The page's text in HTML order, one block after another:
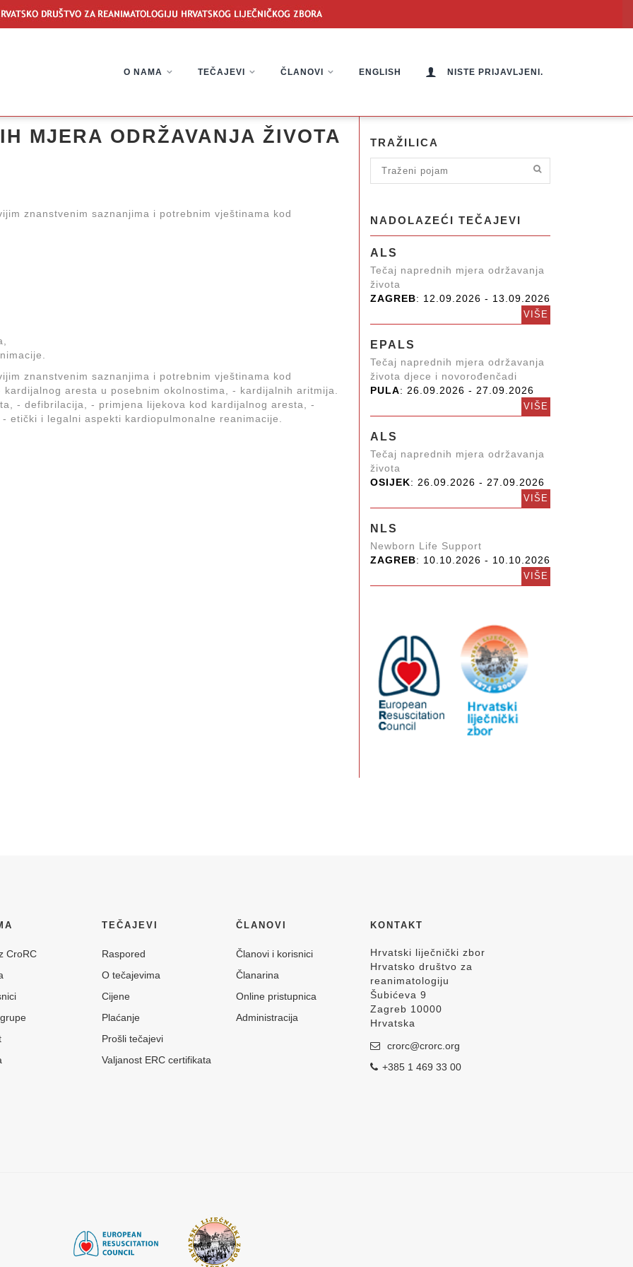
O NAMA TEČAJEVI ČLANOVI ENGLISH NISTE PRIJAVLJENI.
MJERA ODRŽAVANJA ŽIVOTA
znanstvenim saznanjima i potrebnim vještinama kod
znanstvenim saznanjima i potrebnim vještinama kod
aresta u posebnim okolnostima, - kardijalnih aritmija.
- defibrilacija, - primjena lijekova kod kardijalnog aresta, -
etički i legalni aspekti kardiopulmonalne reanimacije.
TRAŽILICA
NADOLAZEĆI TEČAJEVI
ALS
Tečaj naprednih mjera održavanja
života
ZAGREB: 12.09.2026 - 13.09.2026
VIŠE
EPALS
Tečaj naprednih mjera održavanja
života djece i novorođenčadi
PULA: 26.09.2026 - 27.09.2026
VIŠE
ALS
Tečaj naprednih mjera održavanja
života
OSIJEK: 26.09.2026 - 27.09.2026
VIŠE
NLS
Newborn Life Support
ZAGREB: 10.10.2026 - 10.10.2026
VIŠE
CroRC
TEČAJEVI
Raspored
O tečajevima
Cijene
Plaćanje
Prošli tečajevi
Valjanost ERC certifikata
ČLANOVI
Članovi i korisnici
Članarina
Online pristupnica
Administracija
KONTAKT
Hrvatski liječnički zbor
Hrvatsko društvo za
reanimatologiju
Šubićeva 9
Zagreb 10000
Hrvatska
crorc@crorc.org
+385 1 469 33 00